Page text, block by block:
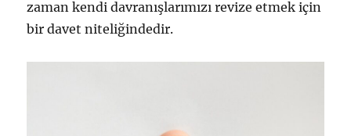
zaman kendi davranışlarımızı revize etmek için
bir davet niteliğindedir.